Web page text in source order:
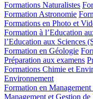
Formations Naturalistes
Formation Astronomie
Formations en Photo et
Formation à l’Education
l’Education aux Sciences
Formation en Géologie
Préparation aux examens
Formations Chimie et
Environnement
Formation en
Management et Gestion de